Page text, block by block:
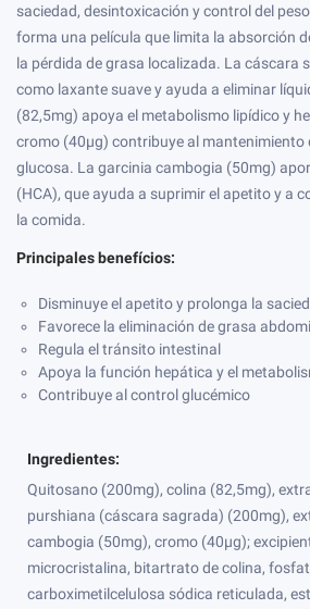
saciedad, desintoxicación y control del
forma una película que limita la absorción
la pérdida de grasa localizada. La cáscara
como laxante suave y ayuda a eliminar
(82,5mg) apoya el metabolismo lipídico y
cromo (40µg) contribuye al mantenimiento
glucosa. La garcinia cambogia (50mg)
(HCA), que ayuda a suprimir el apetito y a
la comida.
Principales benefícios:
Disminuye el apetito y prolonga la
Favorece la eliminación de grasa
Regula el tránsito intestinal
Apoya la función hepática y el
Contribuye al control glucémico
Ingredientes:
Quitosano (200mg), colina (82,5mg),
purshiana (cáscara sagrada) (200mg),
cambogia (50mg), cromo (40µg);
microcristalina, bitartrato de colina,
carboximetilcelulosa sódica reticulada,